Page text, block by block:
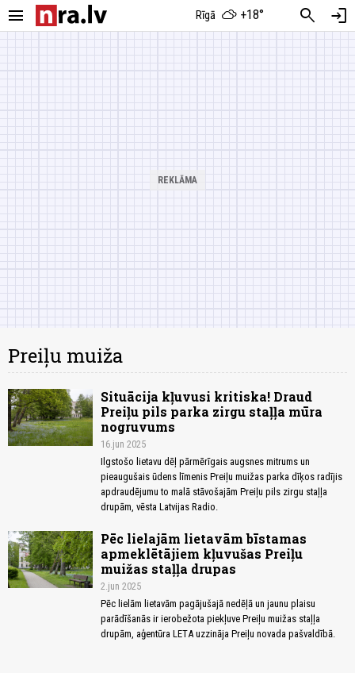
menu Rīgā +18° search login
Preiļu muiža
Situācija kļuvusi kritiska! Draud
Preiļu pils parka zirgu staļļa mūra
nogruvums
16.jun 2025
Ilgstošo lietavu dēļ pārmērīgais augsnes mitrums un
pieaugušais ūdens līmenis Preiļu muižas parka dīķos radījis
apdraudējumu to malā stāvošajām Preiļu pils zirgu staļļa
drupām, vēsta Latvijas Radio.
Pēc lielajām lietavām bīstamas
apmeklētājiem kļuvušas Preiļu
muižas staļļa drupas
2.jun 2025
Pēc lielām lietavām pagājušajā nedēļā un jaunu plaisu
parādīšanās ir ierobežota piekļuve Preiļu muižas staļļa
drupām, aģentūra LETA uzzināja Preiļu novada pašvaldībā.